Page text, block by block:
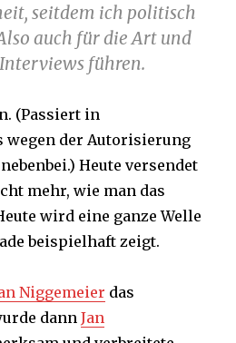
seitdem ich politisch
auch für die Art und
führen.
(Passiert in
der Autorisierung
Heute versendet
mehr, wie man das
wird eine ganze Welle
beispielhaft zeigt.
Niggemeier das
dannJan